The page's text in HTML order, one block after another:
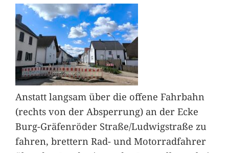
Anstatt langsam über die offene Fahrbahn
(rechts von der Absperrung) an der Ecke
Burg-Gräfenröder Straße/Ludwigstraße zu
fahren, brettern Rad- und Motorradfahrer